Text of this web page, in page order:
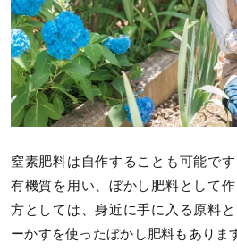
窒素肥料は自作することも可能で
有機質を用い、ぼかし肥料として
方としては、身近に手に入る原料
ーかすを使ったぼかし肥料もありま